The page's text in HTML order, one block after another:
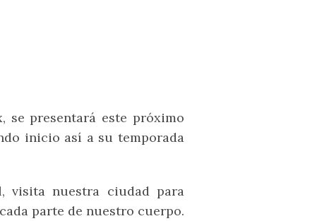
se presentará este próximo
inicio así a su temporada
visita nuestra ciudad para
parte de nuestro cuerpo.